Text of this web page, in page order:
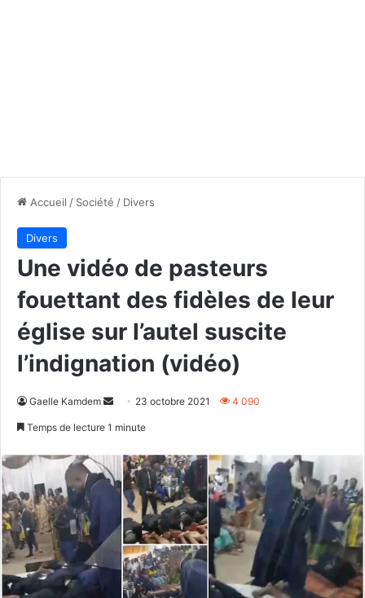
Accueil / Société / Divers
Divers
Une vidéo de pasteurs
fouettant des fidèles de leur
église sur l’autel suscite
l’indignation (vidéo)
Gaelle Kamdem
Envoyer23 octobre 2021 4 090
Temps de lecture 1 minute